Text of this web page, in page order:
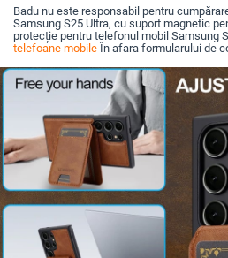
Badu nu este responsabil pentru
Samsung S25 Ultra, cu suport magnetic
protecție pentru telefonul mobil Samsung
telefoane mobile În afara formularului de